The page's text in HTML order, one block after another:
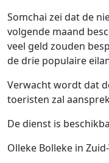
Somchai zei dat de
volgende maand
veel geld zouden
de drie populaire
Verwacht wordt dat
toeristen zal
De dienst is
Olleke Bolleke in